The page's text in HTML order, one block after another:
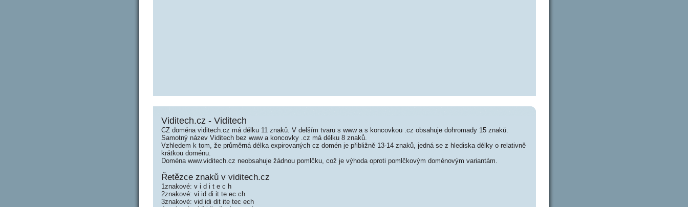
Viditech.cz - Viditech
CZ doména viditech.cz má délku 11 znaků. V delším tvaru s www a s koncovkou .cz obsahuje dohromady 15 znaků.
Samotný název Viditech bez www a koncovky .cz má délku 8 znaků.
Vzhledem k tom, že průměrná délka expirovaných cz domén je přibližně 13-14 znaků, jedná se z hlediska délky o relativně
krátkou doménu.
Doména www.viditech.cz neobsahuje žádnou pomlčku, což je výhoda oproti pomlčkovým doménovým variantám.
Řetězce znaků v viditech.cz
1znakové: v i d i t e c h
2znakové: vi id di it te ec ch
3znakové: vid idi dit ite tec ech